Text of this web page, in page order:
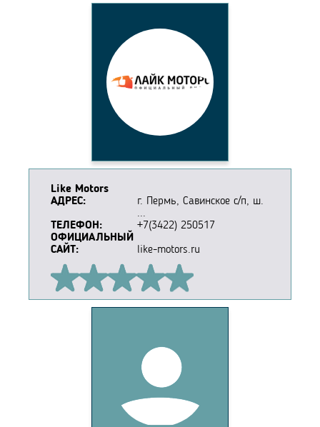
Like Motors
АДРЕС:
г. Пермь, Савинское с/п, ш.
...
ТЕЛЕФОН:
+7(3422) 250517
ОФИЦИАЛЬНЫЙ
САЙТ:
like-motors.ru